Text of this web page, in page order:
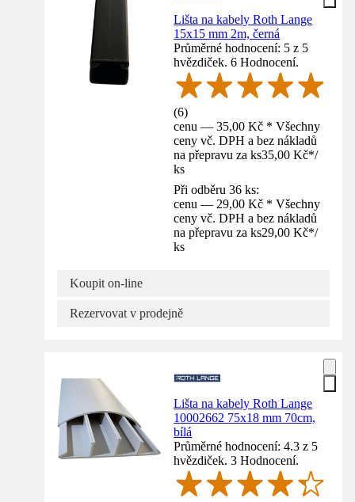
Lišta na kabely Roth Lange
15x15 mm 2m, černá
Průměrné hodnocení: 5 z 5
hvězdiček. 6 Hodnocení.
(6)
cenu — 35,00 Kč * Všechny
ceny vč. DPH a bez nákladů
na přepravu za ks35,00 Kč*/
ks
Při odběru 36 ks:
cenu — 29,00 Kč * Všechny
ceny vč. DPH a bez nákladů
na přepravu za ks29,00 Kč*/
ks
Koupit on-line
Rezervovat v prodejně
Lišta na kabely Roth Lange
10002662 75x18 mm 70cm,
bílá
Průměrné hodnocení: 4.3 z 5
hvězdiček. 3 Hodnocení.